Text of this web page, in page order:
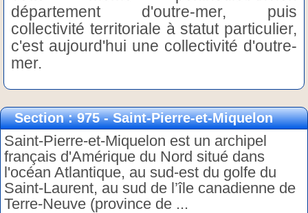
département d'outre-mer, puis
collectivité territoriale à statut particulier,
c'est aujourd'hui une collectivité d'outre-
mer.
Section : 975 - Saint-Pierre-et-Miquelon
Saint-Pierre-et-Miquelon est un archipel
français d'Amérique du Nord situé dans
l'océan Atlantique, au sud-est du golfe du
Saint-Laurent, au sud de l’île canadienne de
Terre-Neuve (province de ...